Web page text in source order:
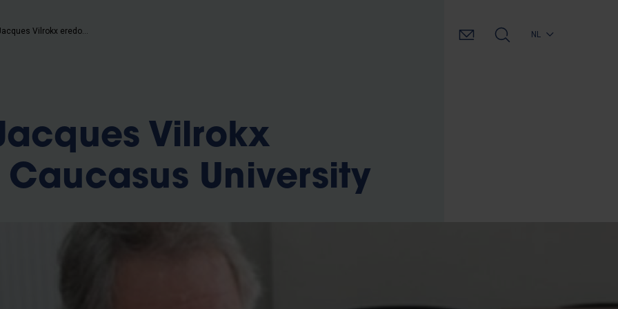
NL
Vilrokx
University